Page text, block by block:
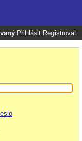
Přihlásit Registrovat